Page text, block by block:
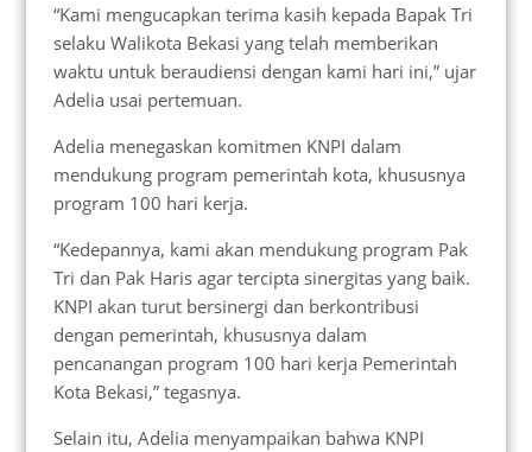
“Kami mengucapkan terima kasih kepada Bapak Tri
selaku Walikota Bekasi yang telah memberikan
waktu untuk beraudiensi dengan kami hari ini,” ujar
Adelia usai pertemuan.
Adelia menegaskan komitmen KNPI dalam
mendukung program pemerintah kota, khususnya
program 100 hari kerja.
“Kedepannya, kami akan mendukung program Pak
Tri dan Pak Haris agar tercipta sinergitas yang baik.
KNPI akan turut bersinergi dan berkontribusi
dengan pemerintah, khususnya dalam
pencanangan program 100 hari kerja Pemerintah
Kota Bekasi,” tegasnya.
Selain itu, Adelia menyampaikan bahwa KNPI